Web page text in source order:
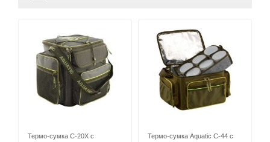
Термо-сумка С-20Х с
Термо-сумка Aquatic С-44 с